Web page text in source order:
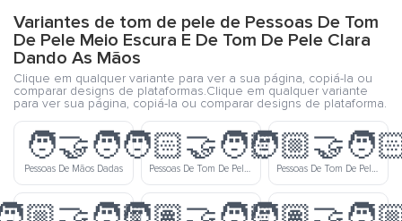
Variantes de tom de pele de Pessoas De Tom
De Pele Meio Escura E De Tom De Pele Clara
Dando As Mãos
Clique em qualquer variante para ver a sua página, copiá-la ou
comparar designs de plataformas.Clique em qualquer variante
para ver sua página, copiá-la ou comparar designs de plataforma.
🧑‍🤝‍🧑
Pessoas De Mãos Dadas
🧑🏻‍🤝‍🧑🏻
Pessoas De Tom De Pele Clara Dando As Mãos Pessoas De Tom De Pele Meio Clara E De Tom De Pele Clara Dando As Mãos